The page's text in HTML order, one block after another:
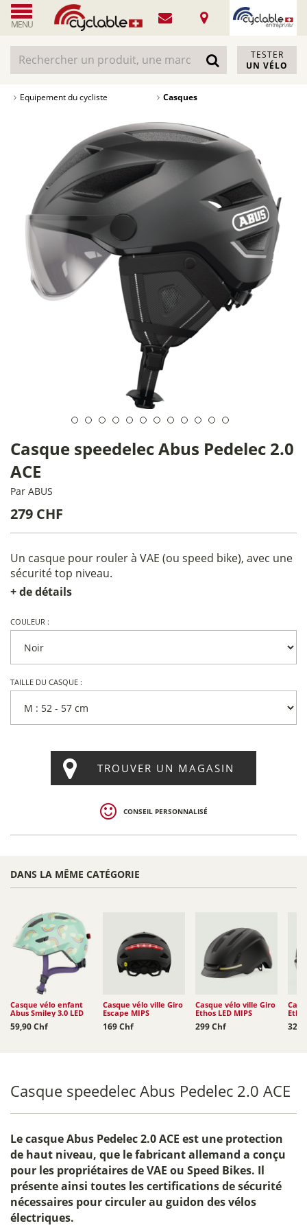
MENU
TESTER
UN VÉLO
Equipement du cycliste Casques
Casque speedelec Abus Pedelec 2.0
ACE
Par ABUS
279 CHF
Un casque pour rouler à VAE (ou speed bike), avec une
sécurité top niveau.
+ de détails
COULEUR :
TAILLE DU CASQUE :
TROUVER UN MAGASIN
CONSEIL PERSONNALISÉ
DANS LA MÊME CATÉGORIE
Casque vélo enfant
Abus Smiley 3.0 LED
59,90 Chf
Casque vélo ville Giro
Escape MIPS
169 Chf
Casque vélo ville Giro
Ethos LED MIPS
299 Chf 329
Casque speedelec Abus Pedelec 2.0 ACE
Lecasque Abus Pedelec 2.0 ACE est une protection
de haut niveau, que le fabricant allemand a conçu
pour les propriétaires de VAE ou Speed Bikes. Il
présente ainsi toutes les certifications de sécurité
nécessaires pour circuler au guidon des vélos
électriques.